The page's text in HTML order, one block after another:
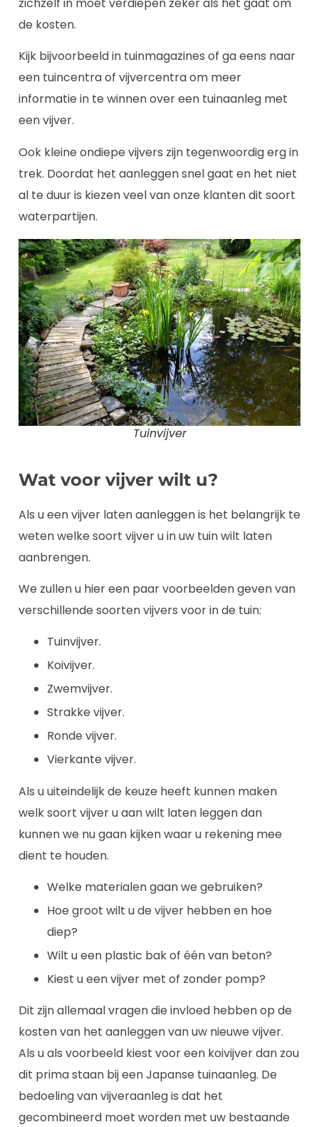
de kosten.
Kijk bijvoorbeeld in tuinmagazines of ga eens naar
een tuincentra of vijvercentra om meer
informatie in te winnen over een tuinaanleg met
een vijver.
Ook kleine ondiepe vijvers zijn tegenwoordig erg in
trek. Doordat het aanleggen snel gaat en het niet
al te duur is kiezen veel van onze klanten dit soort
waterpartijen.
Tuinvijver
Wat voor vijver wilt u?
Als u een vijver laten aanleggen is het belangrijk te
weten welke soort vijver u in uw tuin wilt laten
aanbrengen.
We zullen u hier een paar voorbeelden geven van
verschillende soorten vijvers voor in de tuin:
Tuinvijver.
Koivijver.
Zwemvijver.
Strakke vijver.
Ronde vijver.
Vierkante vijver.
Als u uiteindelijk de keuze heeft kunnen maken
welk soort vijver u aan wilt laten leggen dan
kunnen we nu gaan kijken waar u rekening mee
dient te houden.
Welke materialen gaan we gebruiken?
Hoe groot wilt u de vijver hebben en hoe
diep?
Wilt u een plastic bak of één van beton?
Kiest u een vijver met of zonder pomp?
Dit zijn allemaal vragen die invloed hebben op de
kosten van het aanleggen van uw nieuwe vijver.
Als u als voorbeeld kiest voor een koivijver dan zou
dit prima staan bij een Japanse tuinaanleg. De
bedoeling van vijveraanleg is dat het
gecombineerd moet worden met uw bestaande